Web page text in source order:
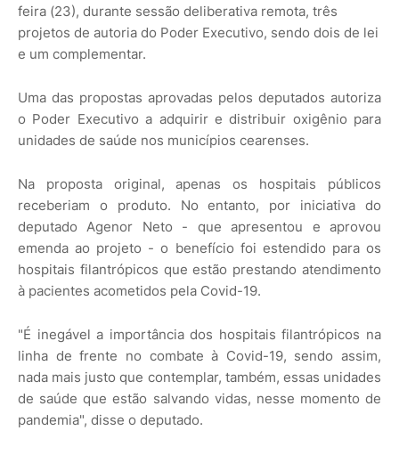
feira (23), durante sessão deliberativa remota, três
projetos de autoria do Poder Executivo, sendo dois de lei
e um complementar.
Uma das propostas aprovadas pelos deputados autoriza
o Poder Executivo a adquirir e distribuir oxigênio para
unidades de saúde nos municípios cearenses.
Na proposta original, apenas os hospitais públicos
receberiam o produto. No entanto, por iniciativa do
deputado Agenor Neto - que apresentou e aprovou
emenda ao projeto - o benefício foi estendido para os
hospitais filantrópicos que estão prestando atendimento
à pacientes acometidos pela Covid-19.
"É inegável a importância dos hospitais filantrópicos na
linha de frente no combate à Covid-19, sendo assim,
nada mais justo que contemplar, também, essas unidades
de saúde que estão salvando vidas, nesse momento de
pandemia", disse o deputado.